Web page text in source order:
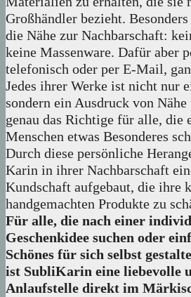
Großhändler bezieht.
die Nähe zur Nachbarschaft:
keine Massenware. Dafür aber
telefonisch oder per E-Mail,
Jedes ihrer Werke ist nicht nur
sondern ein Ausdruck von
genau das Richtige für alle, die
Menschen etwas Besonderes
Durch diese persönliche
Karin in ihrer Nachbarschaft
Kundschaft aufgebaut, die ihre
handgemachten Produkte zu
Für alle, die nach einer
Geschenkidee suchen oder
Schönes für sich selbst
ist SubliKarin eine liebevolle
Anlaufstelle direkt im